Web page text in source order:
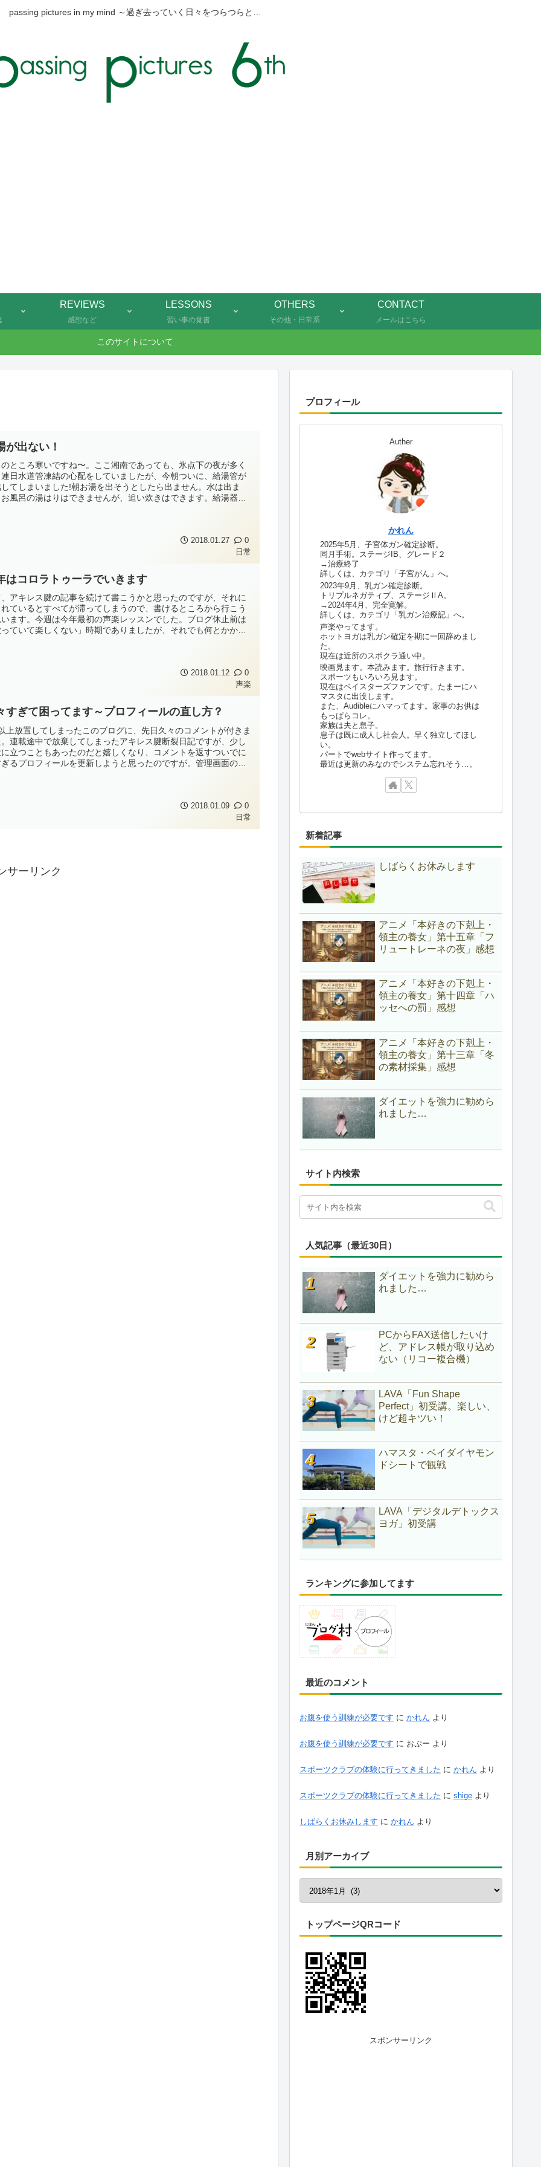
passing pictures in my mind ～過ぎ去っていく日々をつらつらと…
REVIEWS
感想など
LESSONS
習い事の覚書
OTHERS
その他・日常系
CONTACT
メールはこちら
このサイトについて
が出ない！
ところ寒いですね〜。ここ湘南であっても、氷点下の夜が多く
日水道管凍結の心配をしていましたが、今朝ついに、給湯管が
てしまいました!朝お湯を出そうとしたら出ません。水は出ま
風呂の湯はりはできませんが、追い炊きはできます。給湯器の
2018.01.27
0
日常
はコロラトゥーラでいきます
アキレス腱の記事を続けて書こうかと思ったのですが、それに
ているとすべてが滞ってしまうので、書けるところから行こう
ます。今週は今年最初の声楽レッスンでした。ブログ休止前は
ていて楽しくない」時期でありましたが、それでも何とかかん
2018.01.12
0
声楽
すぎて困ってます～プロフィールの直し方？
上放置してしまったこのブログに、先日久々のコメントが付きま
連載途中で放棄してしまったアキレス腱断裂日記ですが、少し
立つこともあったのだと嬉しくなり、コメントを返すついでに
るプロフィールを更新しようと思ったのですが。管理画面のど
2018.01.09
0
日常
サーリンク
プロフィール
Auther
かれん
2025年5月、子宮体ガン確定診断。
同月手術。ステージIB、グレード２
→治療終了
詳しくは、カテゴリ「子宮がん」へ。
2023年9月、乳ガン確定診断。
トリプルネガティブ、ステージⅡA。
→2024年4月、完全寛解。
詳しくは、カテゴリ「乳ガン治療記」へ。
声楽やってます。
ホットヨガは乳ガン確定を期に一回辞めまし
た。
現在は近所のスポクラ通い中。
映画見ます。本読みます。旅行行きます。
スポーツもいろいろ見ます。
現在はベイスターズファンです。たまーにハ
マスタに出没します。
また、Audibleにハマってます。家事のお供は
もっぱらコレ。
家族は夫と息子。
息子は既に成人し社会人。早く独立してほし
い。
パートでwebサイト作ってます。
最近は更新のみなのでシステム忘れそう…。
新着記事
しばらくお休みします
アニメ「本好きの下剋上・
領主の養女」第十五章「フ
リュートレーネの夜」感想
アニメ「本好きの下剋上・
領主の養女」第十四章「ハ
ッセへの罰」感想
アニメ「本好きの下剋上・
領主の養女」第十三章「冬
の素材採集」感想
ダイエットを強力に勧めら
れました…
サイト内検索
人気記事（最近30日）
ダイエットを強力に勧めら
れました…
PCからFAX送信したいけ
ど、アドレス帳が取り込め
ない（リコー複合機）
LAVA「Fun Shape
Perfect」初受講。楽しい、
けど超キツい！
ハマスタ・ベイダイヤモン
ドシートで観戦
LAVA「デジタルデトックス
ヨガ」初受講
ランキングに参加してます
最近のコメント
お腹を使う訓練が必要です に かれん より
お腹を使う訓練が必要です に おぷー より
スポーツクラブの体験に行ってきました に かれん より
スポーツクラブの体験に行ってきました に shige より
しばらくお休みします に かれん より
月別アーカイブ
トップページQRコード
スポンサーリンク